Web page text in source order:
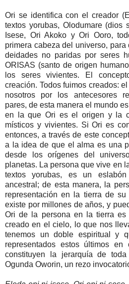
Ori se identifica con el creador
textos yorubas, Olodumare (dios
Isese, Ori Akoko y Ori Ooro,
primera cabeza del universo,
deidades no paridas por seres
ORISAS (santo de origen
los seres vivientes. El
creación. Todos fuimos creados:
nosotros por los antecesores
pares, de esta manera el mundo
en la que Ori es el origen y la
místicos y vivientes. Si Ori es
entonces, a través de este
a la idea de que el alma es una
desde los orígenes del
planetas. La persona que vive en
textos yorubas, es un
ancestral; de esta manera, la
representación en la tierra de
existe por millones de años, y
Ori de la persona en la tierra es
creado en el cielo, lo que nos
tenemos un doble espiritual y
representados estos últimos en
constituyen la jerarquía de
Ogunda Oworin, un rezo